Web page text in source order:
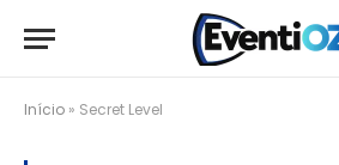
Início » Secret Level